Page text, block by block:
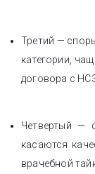
Третий —
категории,
договора с
Четвертый —
касаются
врачебной